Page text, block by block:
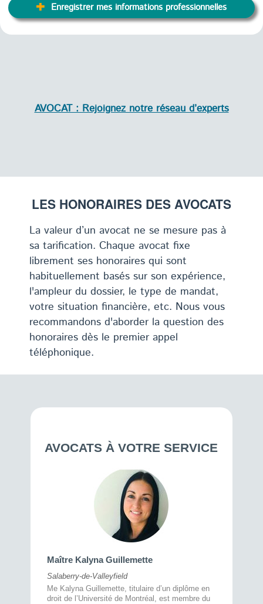
Enregistrer mes informations professionnelles
AVOCAT : Rejoignez notre réseau d’experts
LES HONORAIRES DES AVOCATS
La valeur d’un avocat ne se mesure pas à
sa tarification. Chaque avocat fixe
librement ses honoraires qui sont
habituellement basés sur son expérience,
l'ampleur du dossier, le type de mandat,
votre situation financière, etc. Nous vous
recommandons d'aborder la question des
honoraires dès le premier appel
téléphonique.
AVOCATS À VOTRE SERVICE
Maître Kalyna Guillemette
Salaberry-de-Valleyfield
Me Kalyna Guillemette, titulaire d’un diplôme en
droit de l’Université de Montréal, est membre du